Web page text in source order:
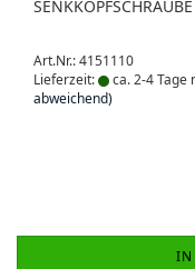
Art.Nr.: 4151110
Lieferzeit:
ca. 2-4 Tage
abweichend)
IN